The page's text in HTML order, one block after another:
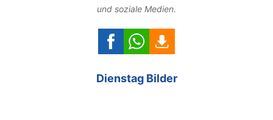
und soziale Medien.
Dienstag Bilder